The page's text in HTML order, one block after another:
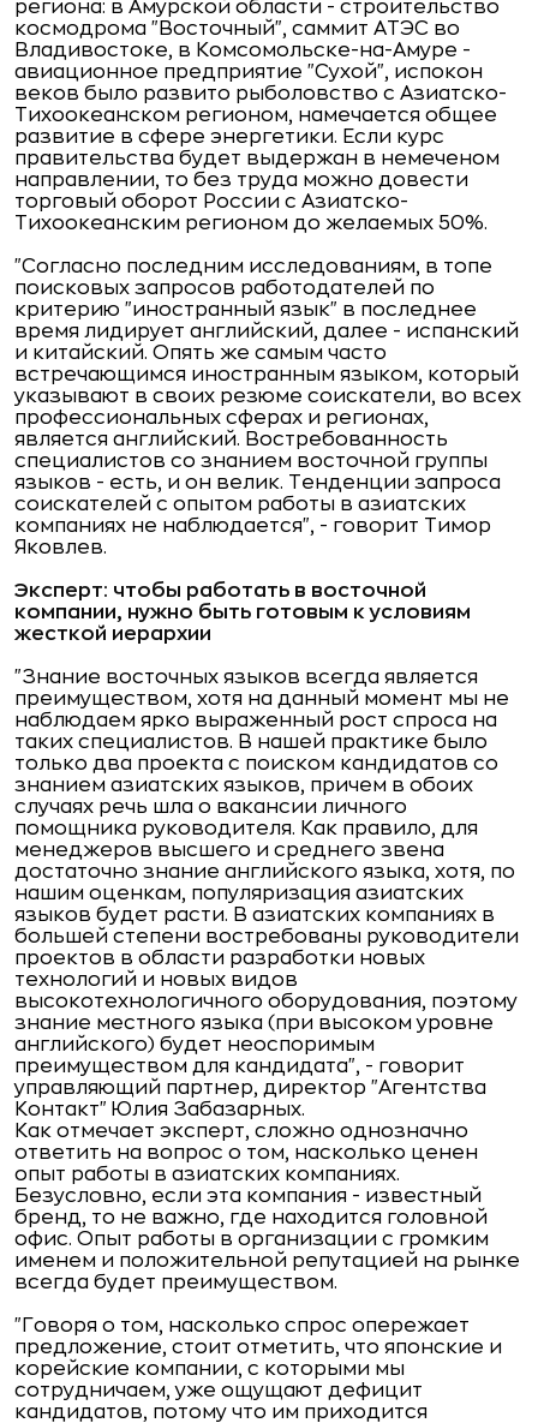
региона: в Амурской области - строительство
космодрома "Восточный", саммит АТЭС во
Владивостоке, в Комсомольске-на-Амуре -
авиационное предприятие "Сухой", испокон
веков было развито рыболовство с Азиатско-
Тихоокеанском регионом, намечается общее
развитие в сфере энергетики. Если курс
правительства будет выдержан в немеченом
направлении, то без труда можно довести
торговый оборот России с Азиатско-
Тихоокеанским регионом до желаемых 50%.
"Согласно последним исследованиям, в топе
поисковых запросов работодателей по
критерию "иностранный язык" в последнее
время лидирует английский, далее - испанский
и китайский. Опять же самым часто
встречающимся иностранным языком, который
указывают в своих резюме соискатели, во всех
профессиональных сферах и регионах,
является английский. Востребованность
специалистов со знанием восточной группы
языков - есть, и он велик. Тенденции запроса
соискателей с опытом работы в азиатских
компаниях не наблюдается", - говорит Тимор
Яковлев.
Эксперт: чтобы работать в восточной
компании, нужно быть готовым к условиям
жесткой иерархии
"Знание восточных языков всегда является
преимуществом, хотя на данный момент мы не
наблюдаем ярко выраженный рост спроса на
таких специалистов. В нашей практике было
только два проекта с поиском кандидатов со
знанием азиатских языков, причем в обоих
случаях речь шла о вакансии личного
помощника руководителя. Как правило, для
менеджеров высшего и среднего звена
достаточно знание английского языка, хотя, по
нашим оценкам, популяризация азиатских
языков будет расти. В азиатских компаниях в
большей степени востребованы руководители
проектов в области разработки новых
технологий и новых видов
высокотехнологичного оборудования, поэтому
знание местного языка (при высоком уровне
английского) будет неоспоримым
преимуществом для кандидата", - говорит
управляющий партнер, директор "Агентства
Контакт" Юлия Забазарных.
Как отмечает эксперт, сложно однозначно
ответить на вопрос о том, насколько ценен
опыт работы в азиатских компаниях.
Безусловно, если эта компания - известный
бренд, то не важно, где находится головной
офис. Опыт работы в организации с громким
именем и положительной репутацией на рынке
всегда будет преимуществом.
"Говоря о том, насколько спрос опережает
предложение, стоит отметить, что японские и
корейские компании, с которыми мы
сотрудничаем, уже ощущают дефицит
кандидатов, потому что им приходится